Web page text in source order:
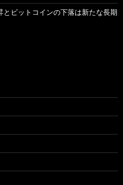
ビットコインの下落は新たな長期